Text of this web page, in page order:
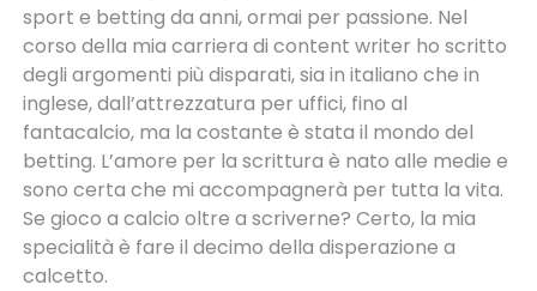
sport e betting da anni, ormai per passione. Nel
corso della mia carriera di content writer ho scritto
degli argomenti più disparati, sia in italiano che in
inglese, dall’attrezzatura per uffici, fino al
fantacalcio, ma la costante è stata il mondo del
betting. L’amore per la scrittura è nato alle medie e
sono certa che mi accompagnerà per tutta la vita.
Se gioco a calcio oltre a scriverne? Certo, la mia
specialità è fare il decimo della disperazione a
calcetto.